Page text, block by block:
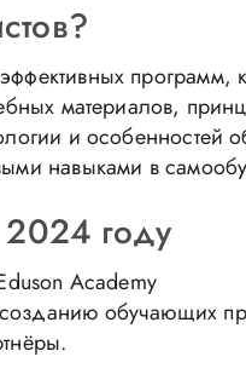
программ,
материалов,
и особенностей
навыками в
году
Academy
обучающих